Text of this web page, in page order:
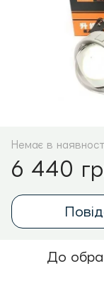
Немає в
6 440
До